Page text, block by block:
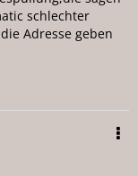
schlechter
Adresse geben